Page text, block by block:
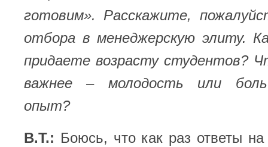
готовим». Расскажите,
отбора в менеджерскую элиту.
придаете возрасту студентов?
важнее – молодость или
опыт?
В.Т.: Боюсь, что как раз ответы